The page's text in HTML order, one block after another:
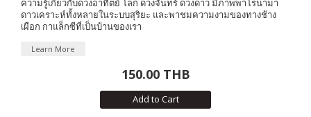
ความรู้เกี่ยวกับดวงอาทิตย์ โลก ดวงจันทร์ ดวงดาว มีภาพพาโรนามา
ดาวเคราะห์ทั้งหลายในระบบสุริยะ และพาชมความงามของทางช้าง
เผือก กาแล็กซีที่เป็นบ้านของเรา
Learn More
150.00 THB
Add to Cart